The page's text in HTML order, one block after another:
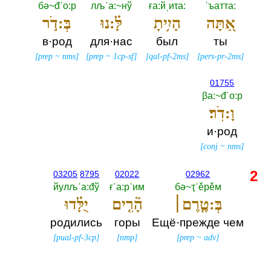
ˈъатта:‎
אַ֭תָּה
ты
[pers-pr-2ms]
ға:йˌиτа:‎
הָיִ֥יתָ
был
[qal-pf-2ms]
лљˈа:~нў
לָּ֗:נוּ
для·нас
[prep ~1cp-sf]
бә~đˈо:р
בְּ:דֹ֣ר
в·род
[prep ~nms]
01755
βа:~đˈо:р
וָ:דֹֽר׃
и·род
[conj ~nms]
02962
бә~ҭˈěрěм
בְּ:טֶ֤רֶם׀
Ещё·прежде чем
[prep ~adv]
02022
ғˈа:рˈим
הָ֘רִ֤ים
горы
[nmp]
03205 8795
йулљˈа:đў
יֻלָּ֗דוּ
родились
[pual-pf-3cp]
2